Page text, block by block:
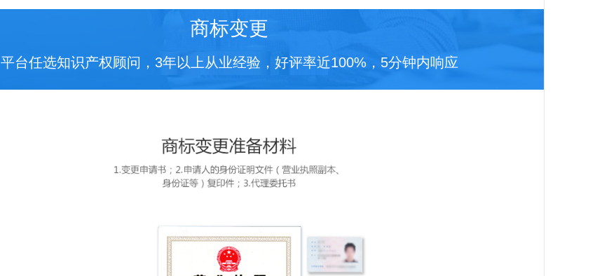
商标变更
平台任选知识产权顾问，3年以上从业经验，好评率近100%，5分钟内响应